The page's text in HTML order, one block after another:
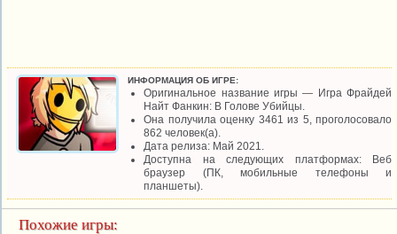
ИНФОРМАЦИЯ ОБ ИГРЕ:
Оригинальное название игры — Игра Фрайдей
Найт Фанкин: В Голове Убийцы.
Она получила оценку 3461 из 5, проголосовало
862 человек(а).
Дата релиза: Май 2021.
Доступна на следующих платформах: Веб
браузер (ПК, мобильные телефоны и
планшеты).
Похожие игры: